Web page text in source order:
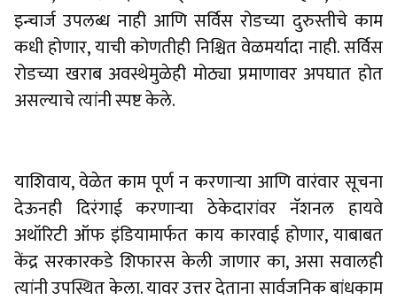
इन्चार्ज उपलब्ध नाही आणि सर्विस रोडच्या दुरुस्तीचे काम
कधी होणार, याची कोणतीही निश्चित वेळमर्यादा नाही. सर्विस
रोडच्या खराब अवस्थेमुळेही मोठ्या प्रमाणावर अपघात होत
असल्याचे त्यांनी स्पष्ट केले.
याशिवाय, वेळेत काम पूर्ण न करणाऱ्या आणि वारंवार सूचना
देऊनही दिरंगाई करणाऱ्या ठेकेदारांवर नॅशनल हायवे
अथॉरिटी ऑफ इंडियामार्फत काय कारवाई होणार, याबाबत
केंद्र सरकारकडे शिफारस केली जाणार का, असा सवालही
त्यांनी उपस्थित केला. यावर उत्तर देताना सार्वजनिक बांधकाम